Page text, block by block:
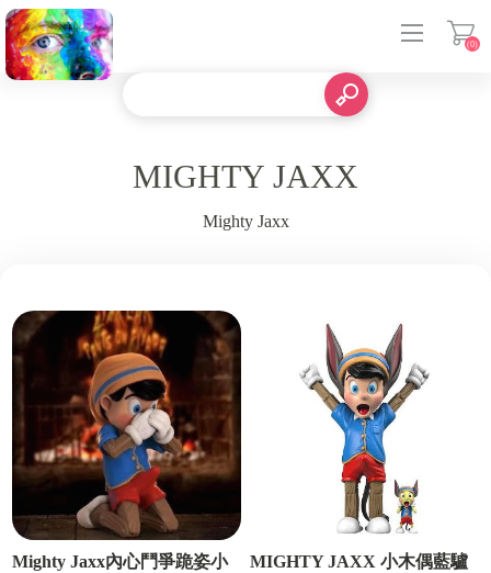
(0)
MIGHTY JAXX
Mighty Jaxx
Mighty Jaxx內心鬥爭跪姿小
MIGHTY JAXX 小木偶藍驢